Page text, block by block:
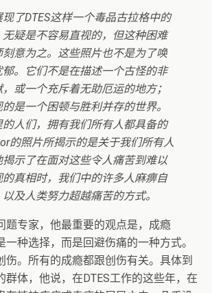
了DTES这样一个毒品古拉格中的
疑是不容易直视的，但这种困难
刻意为之。这些照片也不是为了唤
。它们不是在描述一个古怪的非
或一个充斥着无助厄运的地方；
是一个困顿与胜利并存的世界。
人们，拥有我们所有人都具备的
的照片所揭示的是关于我们所有人
示了在面对这些令人痛苦到难以
真相时，我们中的许多人麻痹自
及人类努力超越痛苦的方式。
题专家，他最重要的观点是，成瘾
一种选择，而是回避伤痛的一种方式。
伤。所有的成瘾都跟创伤有关。具体到
群体，他说，在DTES工作的这些年，在